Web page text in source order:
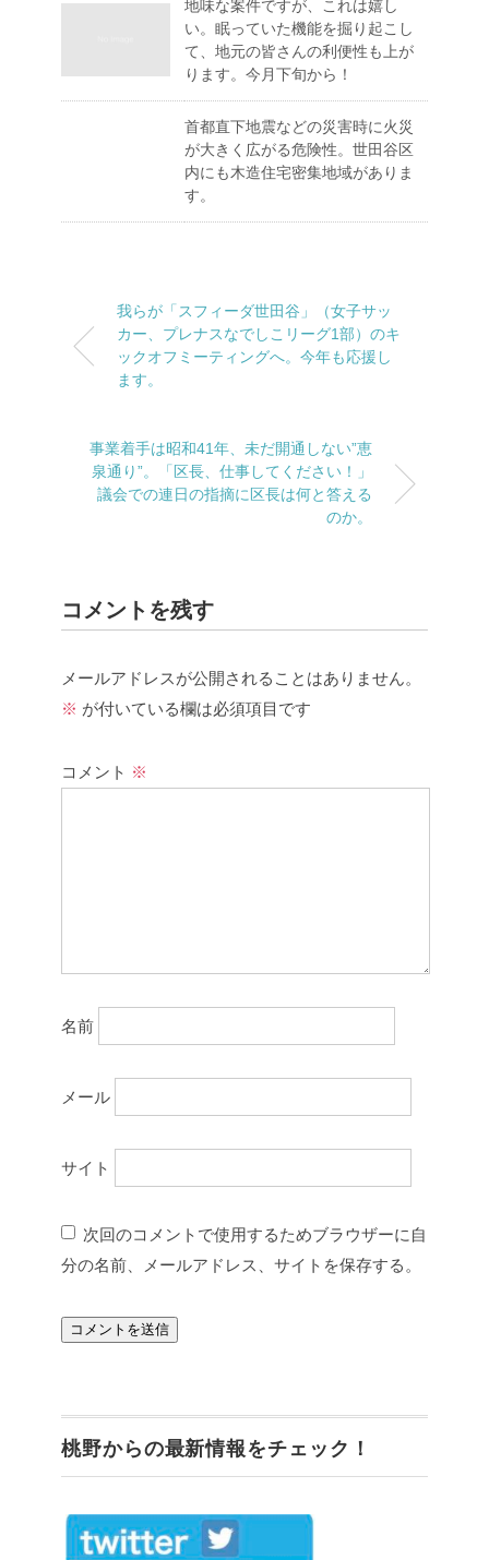
地味な案件ですが、これは嬉し
い。眠っていた機能を掘り起こし
て、地元の皆さんの利便性も上が
ります。今月下旬から！
首都直下地震などの災害時に火災
が大きく広がる危険性。世田谷区
内にも木造住宅密集地域がありま
す。
我らが「スフィーダ世田谷」（女子サッ
カー、プレナスなでしこリーグ1部）のキ
ックオフミーティングへ。今年も応援し
ます。
事業着手は昭和41年、未だ開通しない”恵
泉通り”。「区長、仕事してください！」
議会での連日の指摘に区長は何と答える
のか。
コメントを残す
メールアドレスが公開されることはありません。
※ が付いている欄は必須項目です
コメント ※
名前
メール
サイト
次回のコメントで使用するためブラウザーに自
分の名前、メールアドレス、サイトを保存する。
桃野からの最新情報をチェック！